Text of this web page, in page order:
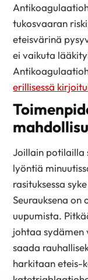
tukosvaaran
eteisvärinä
ei vaikuta
erillisessä
Joillain potilailla
lyöntiä
rasituksessa
Seurauksena on
uupumista.
johtaa sydämen
saada
harkitaan eteis-